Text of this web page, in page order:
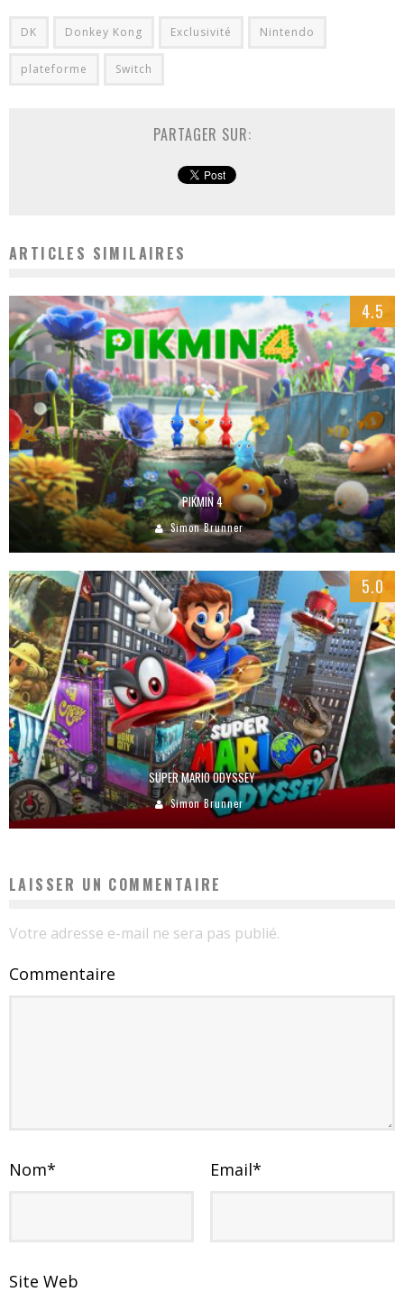
DK Donkey Kong Exclusivité Nintendo
plateforme Switch
PARTAGER SUR:
ARTICLES SIMILAIRES
4.5
PIKMIN 4
Simon Brunner
5.0
SUPER MARIO ODYSSEY
Simon Brunner
LAISSER UN COMMENTAIRE
Votre adresse e-mail ne sera pas publié.
Commentaire
Nom* Email*
Site Web